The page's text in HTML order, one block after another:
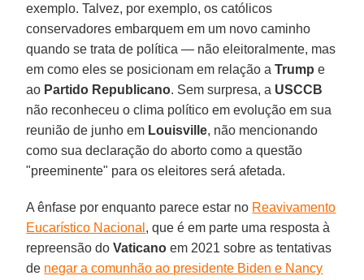
exemplo. Talvez, por exemplo, os católicos
conservadores embarquem em um novo caminho
quando se trata de política — não eleitoralmente, mas
em como eles se posicionam em relação aTrump e
ao Partido Republicano. Sem surpresa, a USCCB
não reconheceu o clima político em evolução em sua
reunião de junho em Louisville, não mencionando
como sua declaração do aborto como a questão
"preeminente" para os eleitores será afetada.
A ênfase por enquanto parece estar no Reavivamento
Eucarístico Nacional , que é em parte uma resposta à
repreensão doVaticano em 2021 sobre as tentativas
de negar a comunhão ao presidente Biden e Nancy